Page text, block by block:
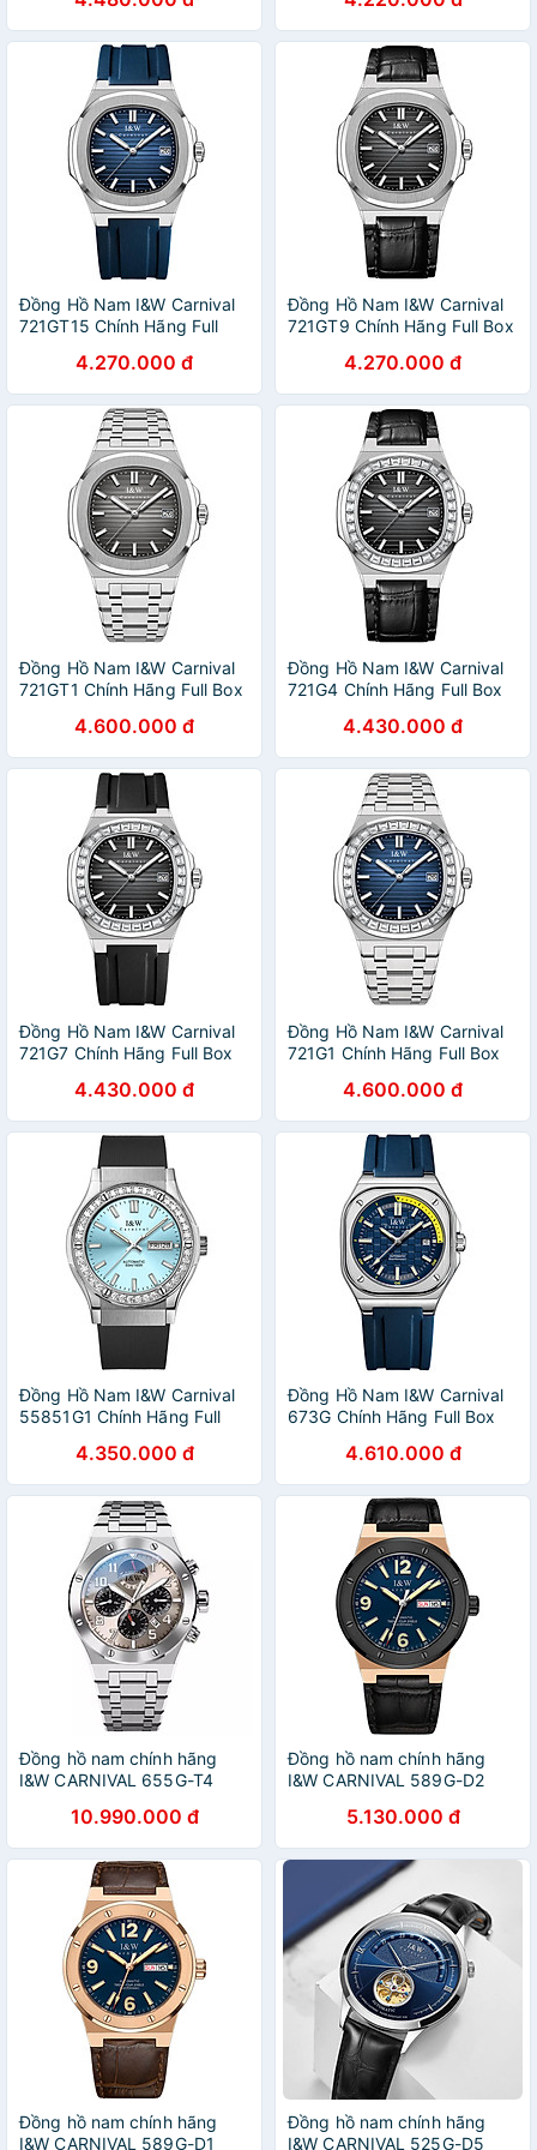
Xước Dây Thép Cao Cấp BH
60T (Máy Cơ Tự Động)
Xước Dây Silicon Cao Cấp
BH 60T (Máy Cơ Tự Động)
Đồng Hồ Nam I&W Carnival
721GT15 Chính Hãng Full
Chống Xước Dây Silicon Cao
Cấp BH 60T (Máy Cơ Tự
Động)
4.270.000 đ
Đồng Hồ Nam I&W Carnival
721GT9 Chính Hãng Full Box
Xước Dây Da Cao Cấp BH
60T (Máy Cơ Tự Động)
4.270.000 đ
Đồng Hồ Nam I&W Carnival
721GT1 Chính Hãng Full Box
Xước Dây Thép Cao Cấp BH
60T (Máy Cơ Tự Động)
4.600.000 đ
Đồng Hồ Nam I&W Carnival
721G4 Chính Hãng Full Box
Xước Dây Da Cao Cấp BH
60T (Máy Cơ Tự Động)
4.430.000 đ
Đồng Hồ Nam I&W Carnival
721G7 Chính Hãng Full Box
Xước Dây Silicon Cao Cấp
BH 60T (Máy Cơ Tự Động)
4.430.000 đ
Đồng Hồ Nam I&W Carnival
721G1 Chính Hãng Full Box
Xước Dây Thép Cao Cấp BH
60T (Máy Cơ Tự Động)
4.600.000 đ
Đồng Hồ Nam I&W Carnival
55851G1 Chính Hãng Full
Chống Xước Dây Silicon Cao
Cấp BH 60T (Máy Cơ Tự
Động)
4.350.000 đ
Đồng Hồ Nam I&W Carnival
673G Chính Hãng Full Box
Xước Dây Silicon Cao Cấp
BH 60T (Máy Cơ Tự Động)
4.610.000 đ
Đồng hồ nam chính hãng
I&W CARNIVAL 655G-T4
,Chống nước 50m ,Bảo hành
24 tháng,Máy cơ
(Automatic),dây
thép không gỉ 316L
10.990.000 đ
Đồng hồ nam chính hãng
I&W CARNIVAL 589G-D2
xước,Chống nước ,Bảo hành
dài hạn,Máy cơ
(Automatic),Dây da cao
cấp,thiết kế lộ cơ thể thao
5.130.000 đ
Đồng hồ nam chính hãng
I&W CARNIVAL 589G-D1
Đồng hồ nam chính hãng
I&W CARNIVAL 525G-D5